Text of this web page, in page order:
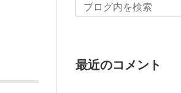
最近のコメント